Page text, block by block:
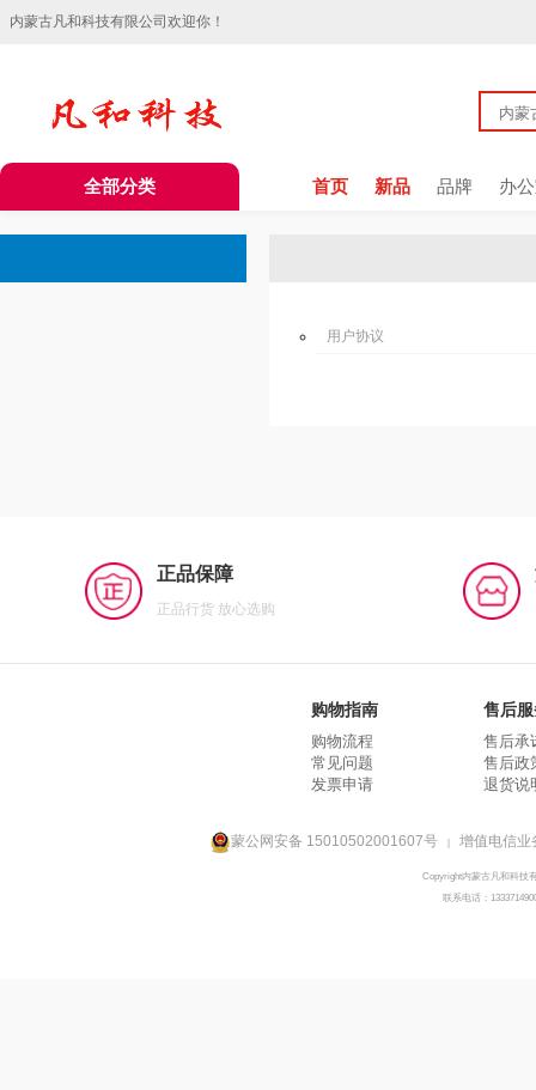
内蒙古凡和科技有限公司欢迎你！
全部分类 首页 新品 品牌 办
用户协议
正品保障
正品行货 放心选购
购物指南
购物流程
常见问题
发票申请
售后
售后承
售后政
退货说
蒙公网安备 15010502001607号 | 增值电信业
Copyright内蒙古凡和科技
联系电话：